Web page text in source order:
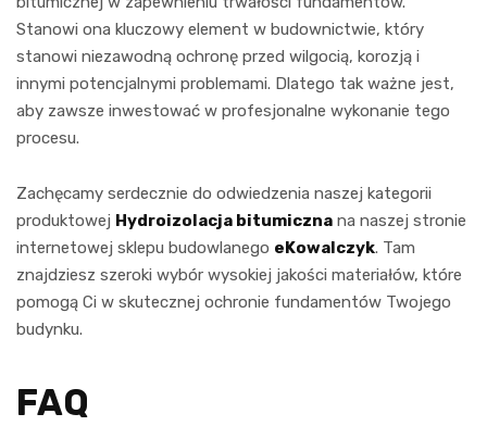
Stanowi ona kluczowy element w budownictwie, który
stanowi niezawodną ochronę przed wilgocią, korozją i
innymi potencjalnymi problemami. Dlatego tak ważne jest,
aby zawsze inwestować w profesjonalne wykonanie tego
procesu.
Zachęcamy serdecznie do odwiedzenia naszej kategorii
produktowej Hydroizolacja bitumiczna na naszej stronie
internetowej sklepu budowlanego eKowalczyk. Tam
znajdziesz szeroki wybór wysokiej jakości materiałów, które
pomogą Ci w skutecznej ochronie fundamentów Twojego
budynku.
FAQ